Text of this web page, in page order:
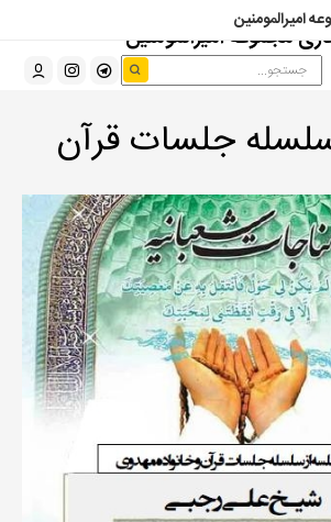
مجموعه امیرالمومنین
امیرالمومنین
جلسات قرآن